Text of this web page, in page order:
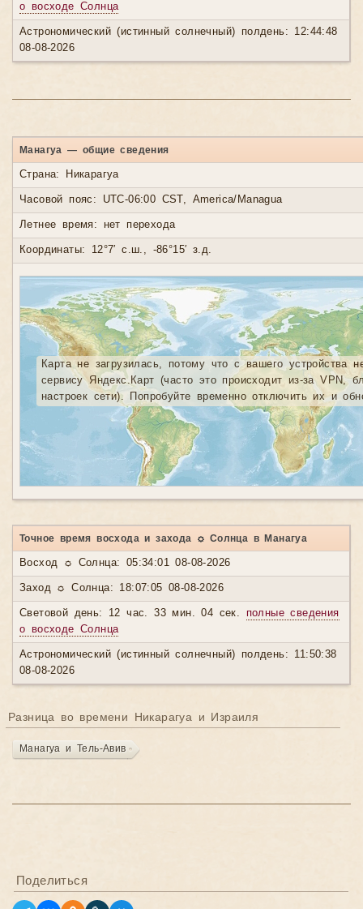
о восходе Солнца
Астрономический (истинный солнечный) полдень: 12:44:48
08-08-2026
Манагуа — общие сведения
Страна: Никарагуа
Часовой пояс: UTC-06:00 CST, America/Managua
Летнее время: нет перехода
Координаты: 12°7′ с.ш., -86°15′ з.д.
Карта не загрузилась, потому что с вашего устройства
сервису Яндекс.Карт (часто это происходит из-за VPN,
настроек сети). Попробуйте временно отключить их и
Точное время восхода и захода ☼ Солнца в Манагуа
Восход ☼ Солнца: 05:34:01 08-08-2026
Заход ☼ Солнца: 18:07:05 08-08-2026
Световой день: 12 час. 33 мин. 04 сек. полные сведения
о восходе Солнца
Астрономический (истинный солнечный) полдень: 11:50:38
08-08-2026
Разница во времени Никарагуа и Израиля
Манагуа и Тель-Авив
Поделиться